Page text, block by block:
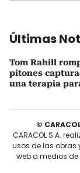
Últimas
Tom Rahill
pitones
una terapia
©
CARACOL S.A.
usos de las obras
web a medios